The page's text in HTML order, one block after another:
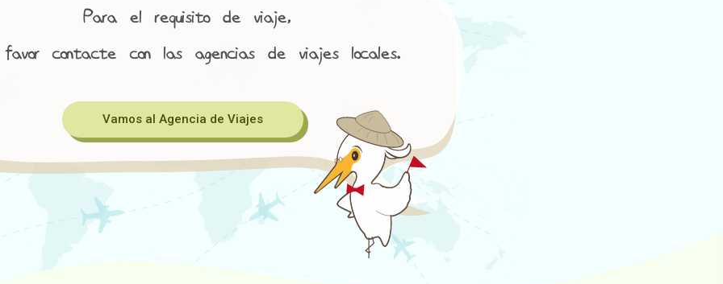
Para el requisito de viaje,
contacte con las agencias de viajes locales.
Vamos al Agencia de Viajes